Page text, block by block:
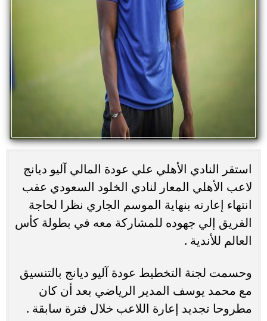
استقر النادي الأهلي علي عودة المالي آليو ديانج
لاعب الأهلي المعار لنادي الخلود السعودي عقب
انتهاء إعارته بنهاية الموسم الجاري نظرا لحاجة
الفريق إلي جهوده للمشاركة معه في بطولة كأس
العالم للأندية .
وحسمت لجنة التخطيط عودة آليو ديانج بالتنسيق
مع محمد يوسف المدير الرياضي بعد أن كان
مطروحا تجديد إعارة اللاعب خلال فترة سابقة .